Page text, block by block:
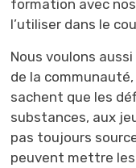
formation avec
l’utiliser dans le
Nous voulons
de la
sachent que les
substances, aux
pas toujours
peuvent mettre